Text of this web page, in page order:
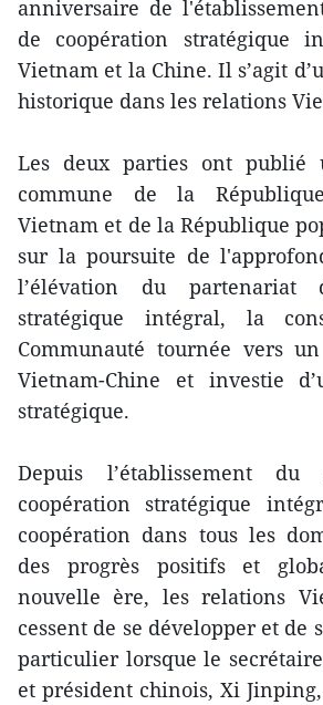
anniversaire de
de coopération stratégique
Vietnam et la Chine. Il s’agit
historique dans les relations
Les deux parties ont publié
commune de la
Vietnam et de la République
sur la poursuite de
l’élévation du partenariat
stratégique intégral, la
Communauté tournée vers
Vietnam-Chine et investie
stratégique.
Depuis l’établissement du
coopération stratégique
coopération dans tous les
des progrès positifs et
nouvelle ère, les relations
cessent de se développer et de
particulier lorsque le
et président chinois, Xi